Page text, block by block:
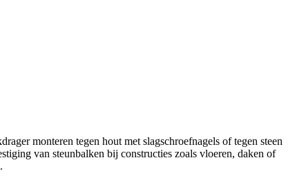
monteren tegen hout met slagschroefnagels of tegen steen
van steunbalken bij constructies zoals vloeren, daken of